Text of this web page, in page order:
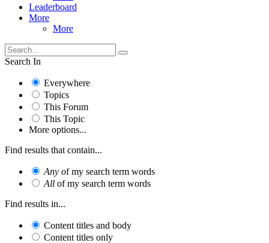
Leaderboard
More
More
Search In
Everywhere
Topics
This Forum
This Topic
More options...
Find results that contain...
Any of my search term words
All of my search term words
Find results in...
Content titles and body
Content titles only